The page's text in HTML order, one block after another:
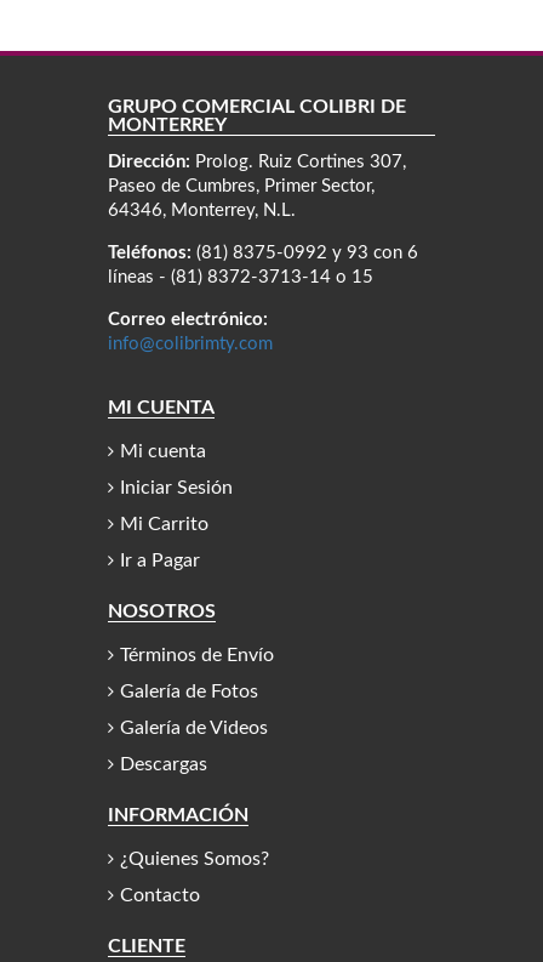
GRUPO COMERCIAL COLIBRÍ DE
MONTERREY
Dirección: Prolog. Ruiz Cortines 307,
Paseo de Cumbres, Primer Sector,
64346, Monterrey, N.L.
Teléfonos: (81) 8375-0992 y 93 con 6
líneas - (81) 8372-3713-14 o 15
Correo electrónico:
info@colibrimty.com
MI CUENTA
Mi cuenta
Iniciar Sesión
Mi Carrito
Ir a Pagar
NOSOTROS
Términos de Envío
Galería de Fotos
Galería de Videos
Descargas
INFORMACIÓN
¿Quienes Somos?
Contacto
CLIENTE